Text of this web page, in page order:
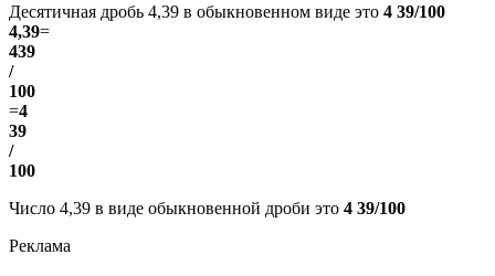
Десятичная дробь 4,39 в обыкновенном виде это 4 39/100
4,39=
439
/
100
=4
39
/
100
Число 4,39 в виде обыкновенной дроби это 4 39/100